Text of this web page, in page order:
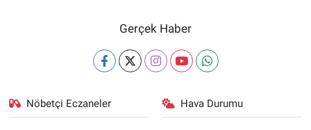
Gerçek Haber
Nöbetçi Eczaneler Hava Durumu